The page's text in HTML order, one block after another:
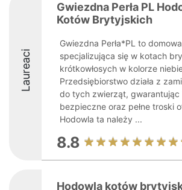
Laureaci
Gwiezdna Perła PL
Kotów Brytyjskich
Gwiezdna Perła*PL to
specjalizująca się w kotach
krótkowłosych w kolorze
Przedsiębiorstwo działa z
do tych zwierząt, gwarantując
bezpieczne oraz pełne troski
Hodowla ta należy ...
8.8
Hodowla kotów